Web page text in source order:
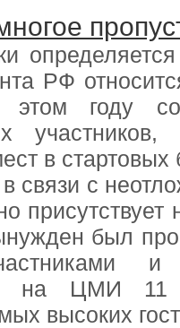
РФ
году
в стартовых
связи с
присутствует
был
и
на ЦМИ
высоких